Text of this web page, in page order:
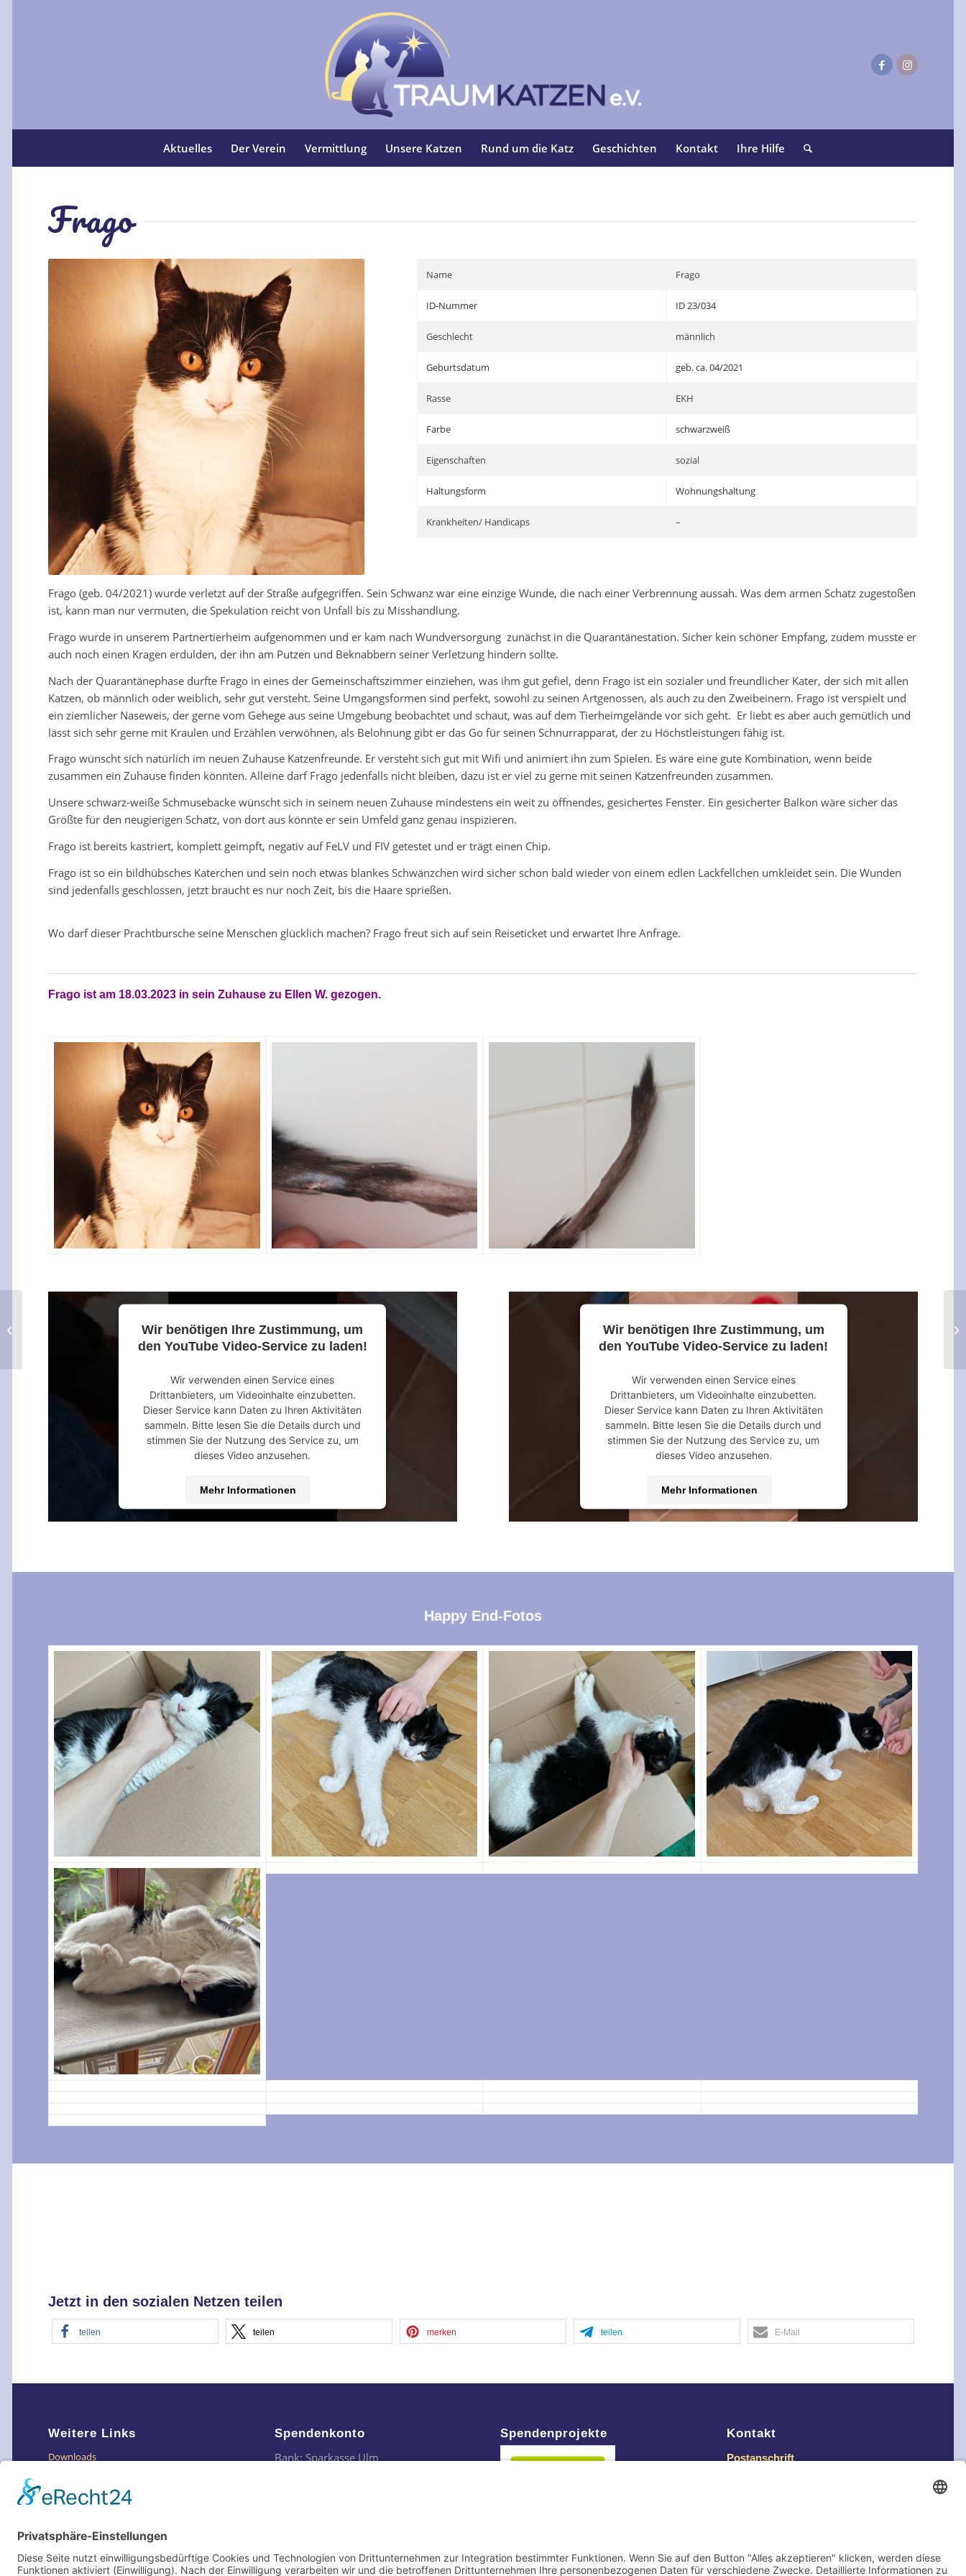
Aktuelles Der Verein Vermittlung Unsere Katzen Rund um die Katz Geschichten Kontakt Ihre Hilfe
Frago
Name Frago
ID-Nummer ID 23/034
Geschlecht männlich
Geburtsdatum geb. ca. 04/2021
Rasse EKH
Farbe schwarzweiß
Eigenschaften sozial
Haltungsform Wohnungshaltung
Krankheiten/ Handicaps –
Frago (geb. 04/2021) wurde verletzt auf der Straße aufgegriffen. Sein Schwanz war eine einzige Wunde, die nach einer Verbrennung aussah. Was dem armen Schatz zugestoßen
ist, kann man nur vermuten, die Spekulation reicht von Unfall bis zu Misshandlung.
Frago wurde in unserem Partnertierheim aufgenommen und er kam nach Wundversorgung zunächst in die Quarantänestation. Sicher kein schöner Empfang, zudem musste er
auch noch einen Kragen erdulden, der ihn am Putzen und Beknabbern seiner Verletzung hindern sollte.
Nach der Quarantänephase durfte Frago in eines der Gemeinschaftszimmer einziehen, was ihm gut gefiel, denn Frago ist ein sozialer und freundlicher Kater, der sich mit allen
Katzen, ob männlich oder weiblich, sehr gut versteht. Seine Umgangsformen sind perfekt, sowohl zu seinen Artgenossen, als auch zu den Zweibeinern. Frago ist verspielt und
ein ziemlicher Naseweis, der gerne vom Gehege aus seine Umgebung beobachtet und schaut, was auf dem Tierheimgelände vor sich geht. Er liebt es aber auch gemütlich und
lässt sich sehr gerne mit Kraulen und Erzählen verwöhnen, als Belohnung gibt er das Go für seinen Schnurrapparat, der zu Höchstleistungen fähig ist.
Frago wünscht sich natürlich im neuen Zuhause Katzenfreunde. Er versteht sich gut mit Wifi und animiert ihn zum Spielen. Es wäre eine gute Kombination, wenn beide
zusammen ein Zuhause finden könnten. Alleine darf Frago jedenfalls nicht bleiben, dazu ist er viel zu gerne mit seinen Katzenfreunden zusammen.
Unsere schwarz-weiße Schmusebacke wünscht sich in seinem neuen Zuhause mindestens ein weit zu öffnendes, gesichertes Fenster. Ein gesicherter Balkon wäre sicher das
Größte für den neugierigen Schatz, von dort aus könnte er sein Umfeld ganz genau inspizieren.
Frago ist bereits kastriert, komplett geimpft, negativ auf FeLV und FIV getestet und er trägt einen Chip.
Frago ist so ein bildhübsches Katerchen und sein noch etwas blankes Schwänzchen wird sicher schon bald wieder von einem edlen Lackfellchen umkleidet sein. Die Wunden
sind jedenfalls geschlossen, jetzt braucht es nur noch Zeit, bis die Haare sprießen.
Wo darf dieser Prachtbursche seine Menschen glücklich machen? Frago freut sich auf sein Reiseticket und erwartet Ihre Anfrage.
Frago ist am 18.03.2023 in sein Zuhause zu Ellen W. gezogen.
Wir benötigen Ihre Zustimmung, um
den YouTube Video-Service zu laden!
Wir verwenden einen Service eines
Drittanbieters, um Videoinhalte einzubetten.
Dieser Service kann Daten zu Ihren Aktivitäten
sammeln. Bitte lesen Sie die Details durch und
stimmen Sie der Nutzung des Service zu, um
dieses Video anzusehen.
Mehr Informationen
Wir benötigen Ihre Zustimmung, um
den YouTube Video-Service zu laden!
Wir verwenden einen Service eines
Drittanbieters, um Videoinhalte einzubetten.
Dieser Service kann Daten zu Ihren Aktivitäten
sammeln. Bitte lesen Sie die Details durch und
stimmen Sie der Nutzung des Service zu, um
dieses Video anzusehen.
Mehr Informationen
Happy End-Fotos
Jetzt in den sozialen Netzen teilen
teilen teilen merken teilen E-Mail
Weitere Links
Downloads
Impressum
Datenschutz Social Media
Spendenkonto
Bank: Sparkasse Ulm
Spendenprojekte Kontakt
Postanschrift